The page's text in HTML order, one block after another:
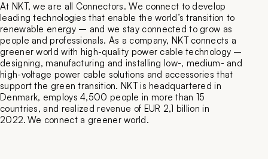
At NKT, we are all Connectors. We connect to develop
leading technologies that enable the world’s transition to
renewable energy – and we stay connected to grow as
people and professionals. As a company, NKT connects a
greener world with high-quality power cable technology –
designing, manufacturing and installing low-, medium- and
high-voltage power cable solutions and accessories that
support the green transition. NKT is headquartered in
Denmark, employs 4,500 people in more than 15
countries, and realized revenue of EUR 2,1 billion in
2022. We connect a greener world.